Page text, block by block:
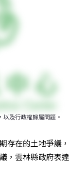
及行政權歸屬問題。
存在的土地爭議，
，雲林縣政府表達